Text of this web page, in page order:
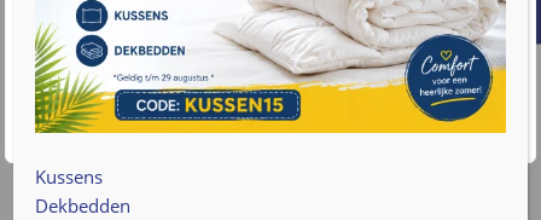
gebruik van cookies. Lees meer informatie over hoe we
met uw gegevens omgaan op onze privacy policy pagina.
Cookie instellingen
Accepteren
Bekijk product
Kussens
Dekbedden